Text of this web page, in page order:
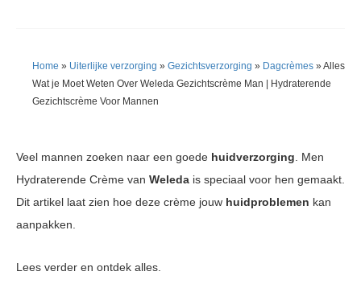
Home » Uiterlijke verzorging » Gezichtsverzorging » Dagcrèmes »Alles
Wat je Moet Weten Over Weleda Gezichtscrème Man | Hydraterende
Gezichtscrème Voor Mannen
Veel mannen zoeken naar een goede huidverzorging. Men
Hydraterende Crème van Weleda is speciaal voor hen gemaakt.
Dit artikel laat zien hoe deze crème jouw huidproblemen kan
aanpakken.
Lees verder en ontdek alles.